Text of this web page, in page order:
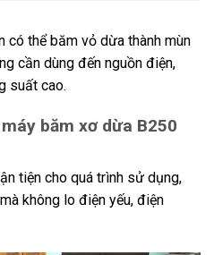
có thể băm vỏ dừa thành mùn
cần dùng đến nguồn điện,
suất cao.
băm xơ dừa B250
tiện cho quá trình sử dụng,
không lo điện yếu, điện